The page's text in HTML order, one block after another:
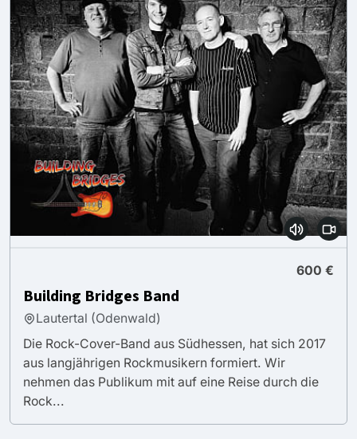
600 €
Building Bridges Band
Lautertal (Odenwald)
Die Rock-Cover-Band aus Südhessen, hat sich 2017
aus langjährigen Rockmusikern formiert. Wir
nehmen das Publikum mit auf eine Reise durch die
Rock...